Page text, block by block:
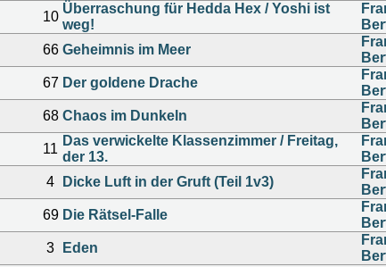
10
Überraschung für Hedda Hex / Yoshi ist
weg!
66 Geheimnis im Meer
67 Der goldene Drache
68 Chaos im Dunkeln
11
Das verwickelte Klassenzimmer / Freitag,
der 13.
4 Dicke Luft in der Gruft (Teil 1v3)
69 Die Rätsel-Falle
3 Eden